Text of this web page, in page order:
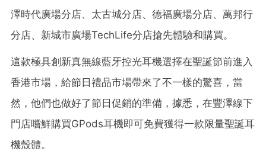
澤時代廣場分店、太古城分店、德福廣場分店、萬邦行
分店、新城市廣場TechLife分店搶先體驗和購買。
這款極具創新真無線藍牙控光耳機選擇在聖誕節前進入
香港市場，給節日禮品市場帶來了不一樣的驚喜，當
然，他們也做好了節日促銷的準備，據悉，在豐澤線下
門店嚐鮮購買GPods耳機即可免費獲得一款限量聖誕耳
機殼體。